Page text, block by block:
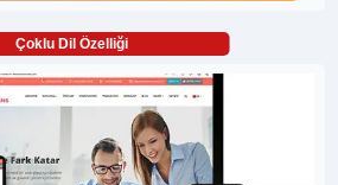
Çoklu Dil Özelliği